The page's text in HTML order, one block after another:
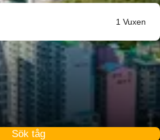
1 Vuxen
Sök tåg